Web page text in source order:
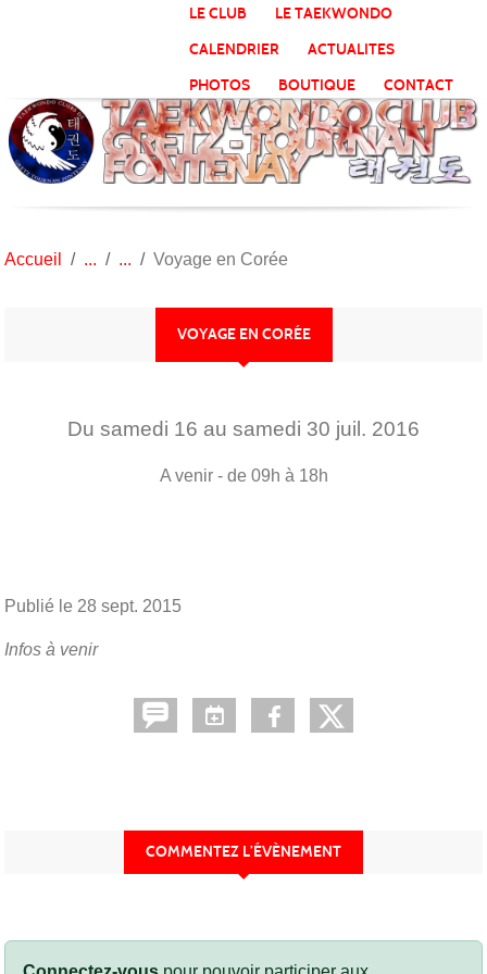
LE CLUB
LE TAEKWONDO
CALENDRIER
ACTUALITES
PHOTOS
BOUTIQUE CONTACT
Accueil Voyage en Corée
VOYAGE EN CORÉE
Du samedi 16 au samedi 30 juil. 2016
A venir - de 09h à 18h
Publié le 28 sept. 2015
Infos à venir
COMMENTEZ L’ÉVÈNEMENT
Panneau de gestion des cookies